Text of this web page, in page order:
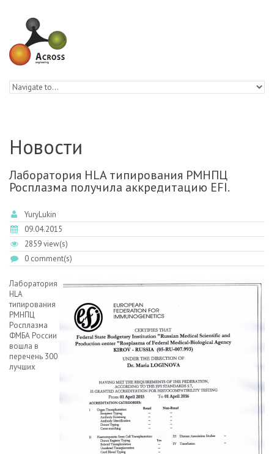
Новости
Лаборатория HLA типирования РМНПЦ
Росплазма получила аккредитацию EFI.
YuryLukin
09.04.2015
2859 view(s)
0 comment(s)
Лаборатория
HLA
типирования
РМНПЦ
Росплазма
ФМБА России
вошла в
перечень 300
лучших